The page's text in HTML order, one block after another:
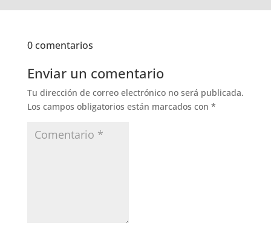
0 comentarios
Enviar un comentario
Tu dirección de correo electrónico no será publicada.
Los campos obligatorios están marcados con *